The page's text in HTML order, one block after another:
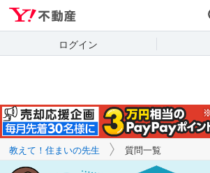
ログイン
教えて！住まいの先生 質問一覧